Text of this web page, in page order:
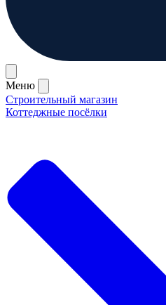
Меню
Строительный магазин
Коттеджные посёлки